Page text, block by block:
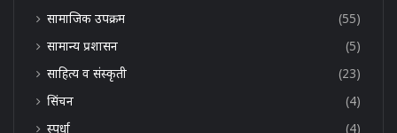
सामाजिक उपक्रम
(55)
सामान्य प्रशासन
(5)
साहित्य व संस्कृती
(23)
सिंचन
(4)
स्पर्धा
(4)